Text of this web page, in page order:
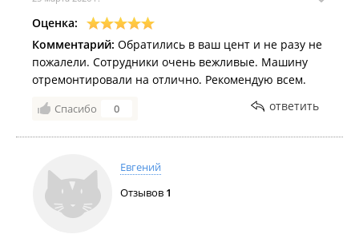
Оценка:
Комментарий: Обратились в ваш цент и не разу не
пожалели. Сотрудники очень вежливые. Машину
отремонтировали на отлично. Рекомендую всем.
Спасибо 0 ответить
Евгений
Отзывов 1